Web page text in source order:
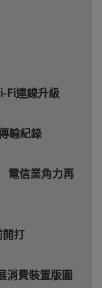
Fi連線升級
輸紀錄
電信業角力再
打
消費裝置版圖